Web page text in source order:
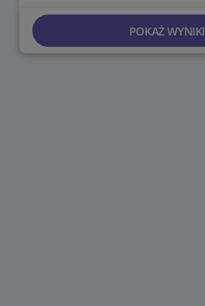
POKAŻ WYNIKI